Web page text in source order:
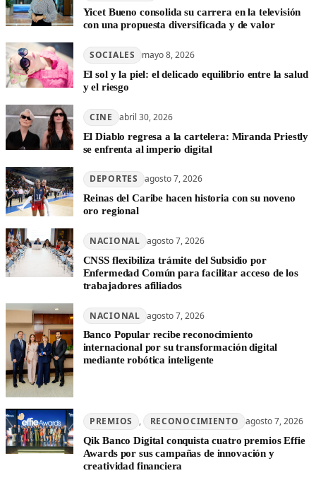
Yicet Bueno consolida su carrera en la televisión
con una propuesta diversificada y de valor
SOCIALES mayo 8, 2026
El sol y la piel: el delicado equilibrio entre la salud
y el riesgo
CINE abril 30, 2026
El Diablo regresa a la cartelera: Miranda Priestly
se enfrenta al imperio digital
DEPORTES agosto 7, 2026
Reinas del Caribe hacen historia con su noveno
oro regional
NACIONAL agosto 7, 2026
CNSS flexibiliza trámite del Subsidio por
Enfermedad Común para facilitar acceso de los
trabajadores afiliados
NACIONAL agosto 7, 2026
Banco Popular recibe reconocimiento
internacional por su transformación digital
mediante robótica inteligente
PREMIOS , RECONOCIMIENTO agosto 7, 2026
Qik Banco Digital conquista cuatro premios Effie
Awards por sus campañas de innovación y
creatividad financiera